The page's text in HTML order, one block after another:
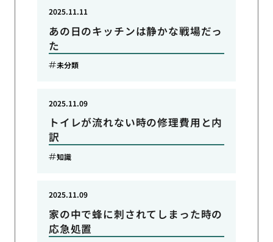
あの日のキッチンは静かな戦場だっ
た
2025.11.11
未分類
トイレが流れない時の修理費用と内
訳
2025.11.09
知識
家の中で蜂に刺されてしまった時の
応急処置
2025.11.09